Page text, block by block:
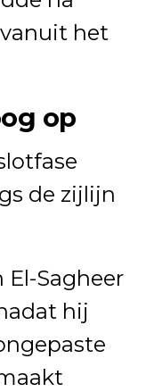
het
op
de zijlijn
El-Sagheer
hij